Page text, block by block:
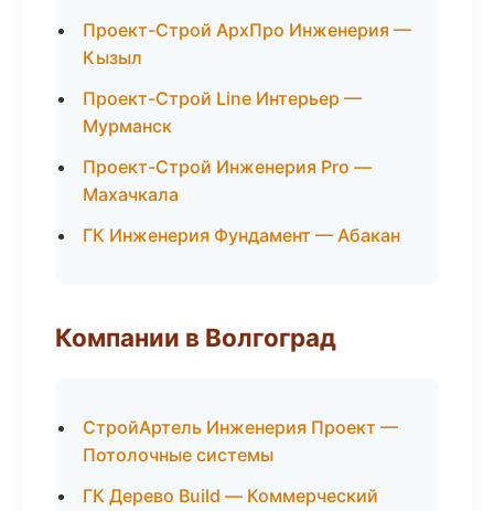
Проект-Строй АрхПро Инженерия —
Кызыл
Проект-Строй Line Интерьер —
Мурманск
Проект-Строй Инженерия Pro —
Махачкала
ГК Инженерия Фундамент — Абакан
Компании в Волгоград
СтройАртель Инженерия Проект —
Потолочные системы
ГК Дерево Build — Коммерческий